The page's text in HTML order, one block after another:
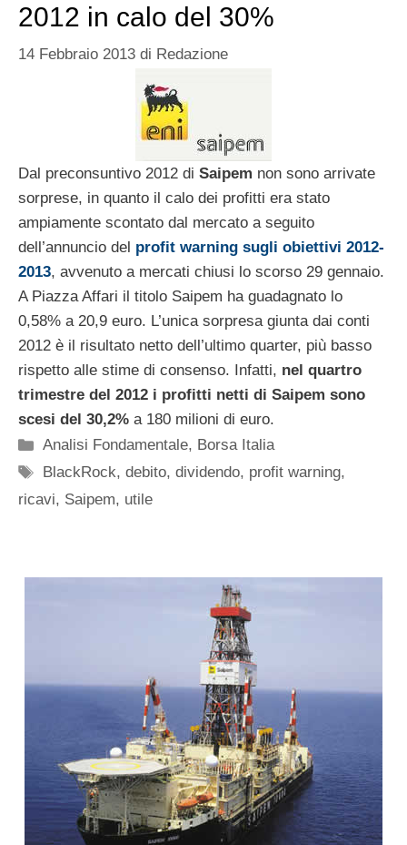
2012 in calo del 30%
14 Febbraio 2013 di Redazione
Dal preconsuntivo 2012 di Saipem non sono arrivate
sorprese, in quanto il calo dei profitti era stato
ampiamente scontato dal mercato a seguito
dell’annuncio del profit warning sugli obiettivi 2012-
2013, avvenuto a mercati chiusi lo scorso 29 gennaio.
A Piazza Affari il titolo Saipem ha guadagnato lo
0,58% a 20,9 euro. L’unica sorpresa giunta dai conti
2012 è il risultato netto dell’ultimo quarter, più basso
rispetto alle stime di consenso. Infatti, nel quartro
trimestre del 2012 i profitti netti di Saipem sono
scesi del 30,2% a 180 milioni di euro.
Categorie
Analisi Fondamentale, Borsa Italia
Tag
BlackRock,debito,dividendo, profit warning,
ricavi, Saipem, utile